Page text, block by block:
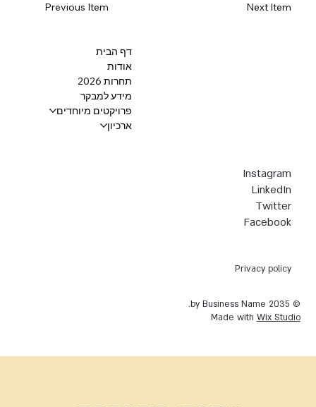
Next Item
Previous Item
Privacy policy
© 2035 by Business Name.
Made with Wix Studio
Instagram
LinkedIn
Twitter
Facebook
דף הבית
אודות
תחרות 2026
מידע למבקר
פרויקטים מיוחדים
ארכיון